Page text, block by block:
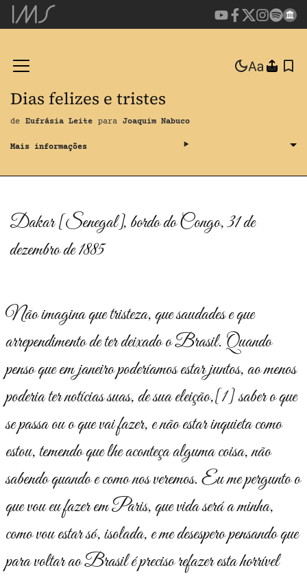
Dias felizes e tristes
de Eufrásia Leite para Joaquim Nabuco
Dakar [Senegal], bordo do Congo, 31 de
dezembro de 1885
Não imagina que tristeza, que saudades e que
arrependimento de ter deixado o Brasil. Quando
penso que em janeiro poderíamos estar juntos, ao menos
poderia ter notícias suas, de sua eleição,[1]saber o que
se passa ou o que vai fazer, e não estar inquieta como
estou, temendo que lhe aconteça alguma coisa, não
sabendo quando e como nos veremos. Eu me pergunto o
que vou eu fazer em Paris, que vida será a minha,
como vou estar só, isolada, e me desespero pensando que
para voltar ao Brasil é preciso refazer esta horrível